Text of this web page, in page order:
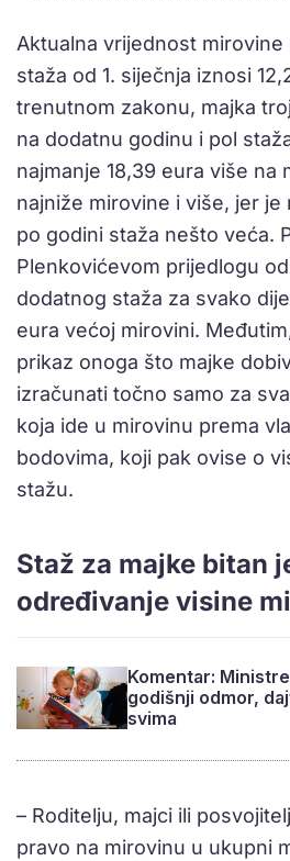
Aktualna vrijednost
staža od 1. siječnja iznosi
trenutnom zakonu, majka
na dodatnu godinu i pol
najmanje 18,39 eura više na
najniže mirovine i više, jer
po godini staža nešto veća.
Plenkovićevom prijedlogu
dodatnog staža za svako
eura većoj mirovini.
prikaz onoga što majke
izračunati točno samo za
koja ide u mirovinu prema
bodovima, koji pak ovise o
stažu.
Staž za majke bitan
određivanje visine
Komentar:
godišnji odmor,
svima
– Roditelju, majci ili
pravo na mirovinu u ukupni